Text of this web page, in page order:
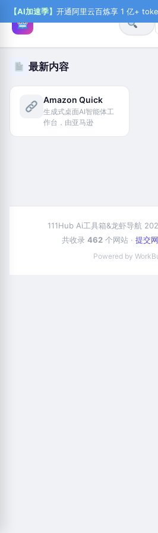
【AI加速季】 开通阿里云百炼享 1 亿+ tokens，Qwen3.7 限时 5 折起，秒悟新注送 1 万
最新内容
Amazon Quick
生成式桌面AI智能体工
作台，由亚马逊
111Hub Ai工具箱&龙虾导航
共收录 462 个网站 · 提交
Powered by